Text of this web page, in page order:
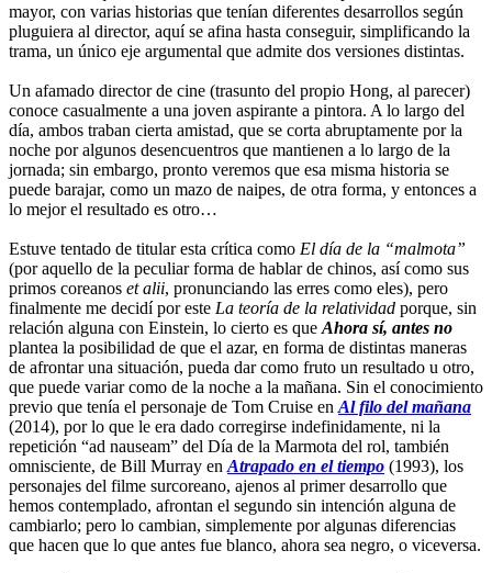
mayor, con varias historias que tenían diferentes desarrollos según
pluguiera al director, aquí se afina hasta conseguir, simplificando la
trama, un único eje argumental que admite dos versiones distintas.
Un afamado director de cine (trasunto del propio Hong, al parecer)
conoce casualmente a una joven aspirante a pintora. A lo largo del
día, ambos traban cierta amistad, que se corta abruptamente por la
noche por algunos desencuentros que mantienen a lo largo de la
jornada; sin embargo, pronto veremos que esa misma historia se
puede barajar, como un mazo de naipes, de otra forma, y entonces a
lo mejor el resultado es otro…
Estuve tentado de titular esta crítica como El día de la “malmota”
(por aquello de la peculiar forma de hablar de chinos, así como sus
primos coreanos et alii, pronunciando las erres como eles), pero
finalmente me decidí por este La teoría de la relatividad porque, sin
relación alguna con Einstein, lo cierto es que Ahora sí, antes no
plantea la posibilidad de que el azar, en forma de distintas maneras
de afrontar una situación, pueda dar como fruto un resultado u otro,
que puede variar como de la noche a la mañana. Sin el conocimiento
previo que tenía el personaje de Tom Cruise en Al filo del mañana
(2014), por lo que le era dado corregirse indefinidamente, ni la
repetición “ad nauseam” del Día de la Marmota del rol, también
omnisciente, de Bill Murray en Atrapado en el tiempo (1993), los
personajes del filme surcoreano, ajenos al primer desarrollo que
hemos contemplado, afrontan el segundo sin intención alguna de
cambiarlo; pero lo cambian, simplemente por algunas diferencias
que hacen que lo que antes fue blanco, ahora sea negro, o viceversa.